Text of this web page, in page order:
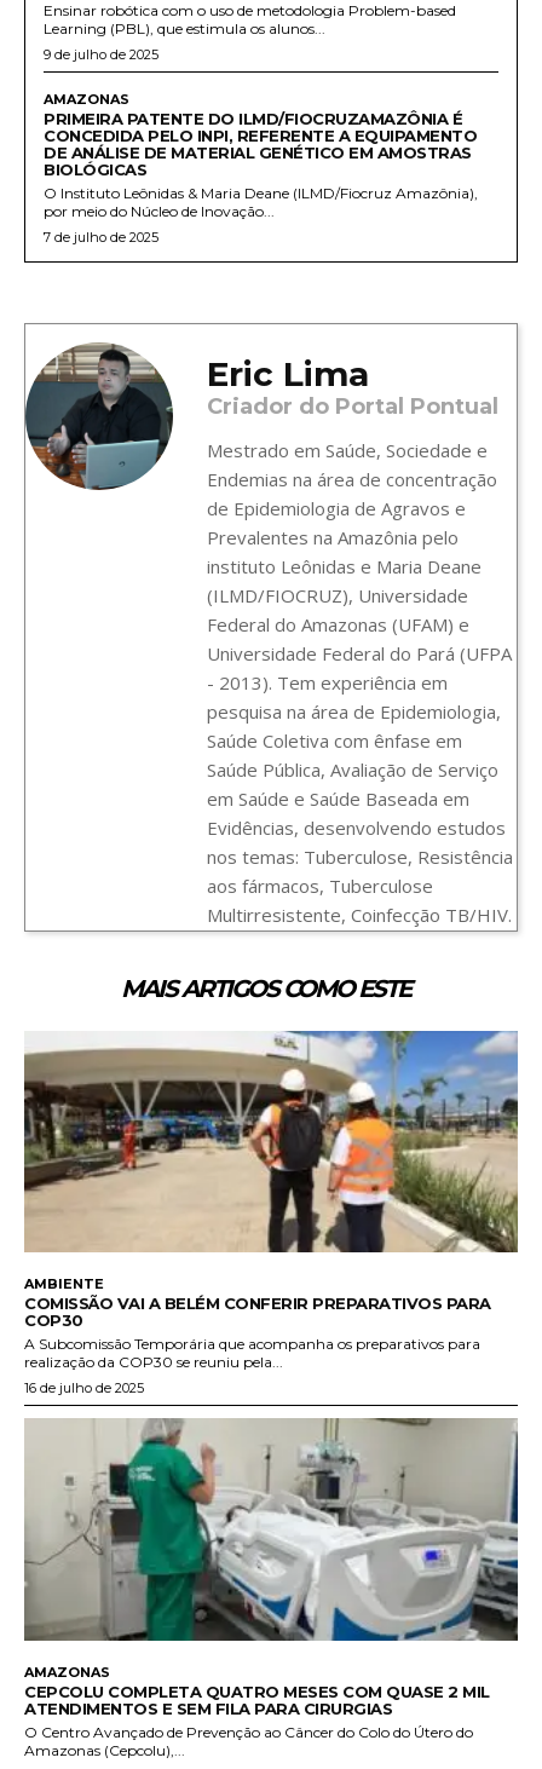
Ensinar robótica com o uso de metodologia Problem-based
Learning (PBL), que estimula os alunos...
9 de julho de 2025
AMAZONAS
PRIMEIRA PATENTE DO ILMD/FIOCRUZAMAZÔNIA É
CONCEDIDA PELO INPI, REFERENTE A EQUIPAMENTO
DE ANÁLISE DE MATERIAL GENÉTICO EM AMOSTRAS
BIOLÓGICAS
O Instituto Leônidas & Maria Deane (ILMD/Fiocruz Amazônia),
por meio do Núcleo de Inovação...
7 de julho de 2025
Eric Lima
Criador do Portal Pontual
Mestrado em Saúde, Sociedade e
Endemias na área de concentração
de Epidemiologia de Agravos e
Prevalentes na Amazônia pelo
instituto Leônidas e Maria Deane
(ILMD/FIOCRUZ), Universidade
Federal do Amazonas (UFAM) e
Universidade Federal do Pará (UFPA
- 2013). Tem experiência em
pesquisa na área de Epidemiologia,
Saúde Coletiva com ênfase em
Saúde Pública, Avaliação de Serviço
em Saúde e Saúde Baseada em
Evidências, desenvolvendo estudos
nos temas: Tuberculose, Resistência
aos fármacos, Tuberculose
Multirresistente, Coinfecção TB/HIV.
MAIS ARTIGOS COMO ESTE
AMBIENTE
COMISSÃO VAI A BELÉM CONFERIR PREPARATIVOS PARA
COP30
A Subcomissão Temporária que acompanha os preparativos para
realização da COP30 se reuniu pela...
16 de julho de 2025
AMAZONAS
CEPCOLU COMPLETA QUATRO MESES COM QUASE 2 MIL
ATENDIMENTOS E SEM FILA PARA CIRURGIAS
O Centro Avançado de Prevenção ao Câncer do Colo do Útero do
Amazonas (Cepcolu),...